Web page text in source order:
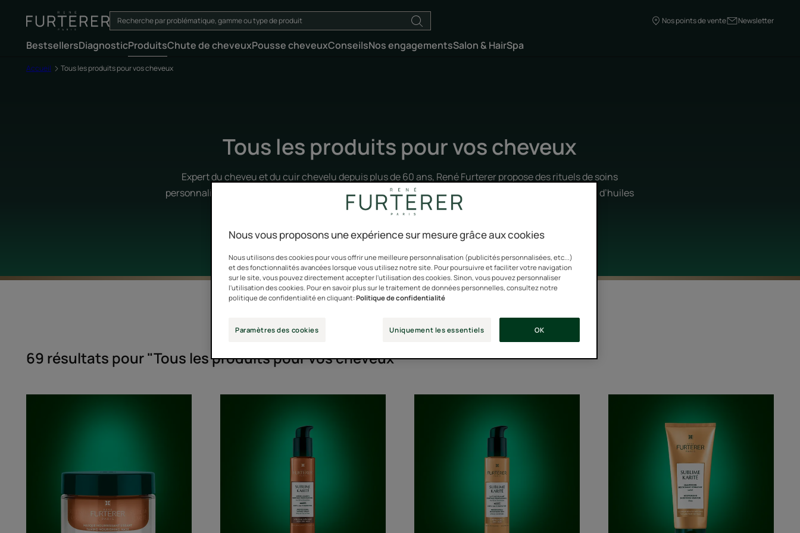
Nos points de vente Newsletter
BestsellersDiagnosticProduitsChute de cheveuxPousse cheveuxConseilsNos engagementsSalon & HairSpa
Accueil Tous les produits pour vos cheveux
Tous les produits pour vos cheveux
Expert du cheveu et du cuir chevelu depuis plus de 60 ans, René Furterer propose des rituels de soins
personnalisés, adaptés à toutes les envies. Des produits capillaires experts, sans silicone, composés d’huiles
essentielles et d’extraits naturels. Les catégories les plus recherchées par nos clients
69 résultats pour "Tous les produits pour vos cheveux"
coiffage
coiffage
hydratant
Nous vous proposons une expérience sur mesure grâce aux cookies
Nous utilisons des cookies pour vous offrir une meilleure personnalisation (publicités personnalisées, etc...)
et des fonctionnalités avancées lorsque vous utilisez notre site. Pour poursuivre et faciliter votre navigation
sur le site, vous pouvez directement accepter l'utilisation des cookies. Sinon, vous pouvez personnaliser
l'utilisation des cookies. Pour en savoir plus sur le traitement de données personnelles, consultez notre
politique de confidentialité en cliquant:Politique de confidentialité
Paramètres des cookies Uniquement les essentiels OK